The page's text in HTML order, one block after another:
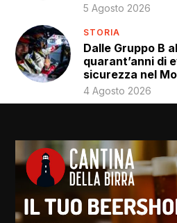
5 Agosto 2026
STORIA
Dalle Gruppo B
quarant’anni di
sicurezza nel
4 Agosto 2026